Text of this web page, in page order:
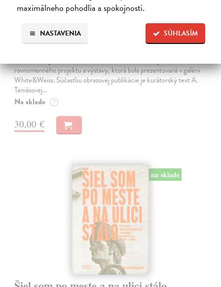
maximálneho pohodlia a spokojnosti.
SÚHLASÍM
NASTAVENIA
Andrej Dúbravský. Protest of a Dead
Bee (slovenské vydanie)
rovnomenného projektu a výstavy, ktorá bola prezentovaná v galérii
White&Weiss. Súčasťou obrazovej publikácie je kurátorský text A.
Tamásovej…
Na sklade ?
30,00 €
na sklade